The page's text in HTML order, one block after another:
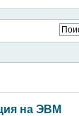
на ЭВМ